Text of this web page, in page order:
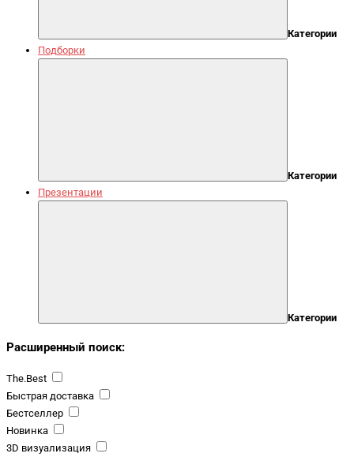
Категории
Подборки
Категории
Презентации
Категории
Расширенный поиск:
The.Best
Быстрая доставка
Бестселлер
Новинка
3D визуализация